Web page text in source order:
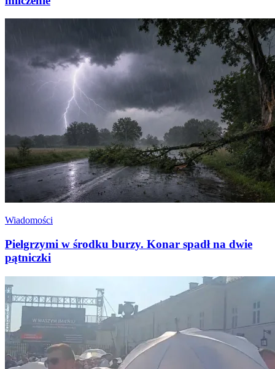
Wiadomości
Pielgrzymi w środku burzy. Konar spadł na dwie
pątniczki